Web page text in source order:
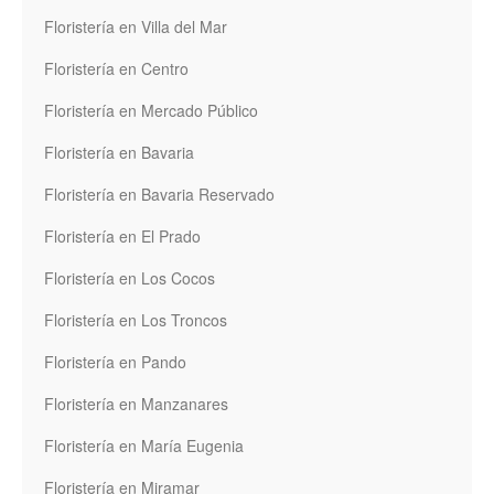
Floristería en Villa del Mar
Floristería en Centro
Floristería en Mercado Público
Floristería en Bavaria
Floristería en Bavaria Reservado
Floristería en El Prado
Floristería en Los Cocos
Floristería en Los Troncos
Floristería en Pando
Floristería en Manzanares
Floristería en María Eugenia
Floristería en Miramar